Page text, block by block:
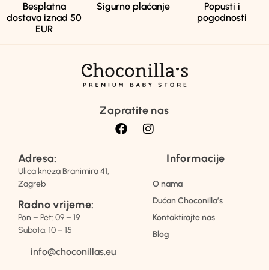
Besplatna
dostava iznad 50
EUR
Sigurno plaćanje
Popusti i
pogodnosti
Zapratite nas
Adresa:
Ulica kneza Branimira 41,
Zagreb
Radno vrijeme:
Pon – Pet: 09 – 19
Subota: 10 – 15
info@choconillas.eu
Informacije
O nama
Dućan Choconilla’s
Kontaktirajte nas
Blog